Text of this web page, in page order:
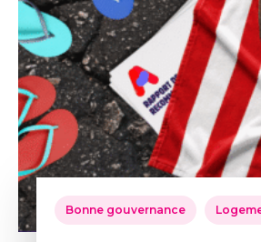
Bonne gouvernance